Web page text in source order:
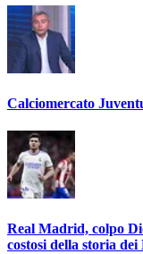
Calciomercato
Real Madrid, colpo
costosi della storia dei